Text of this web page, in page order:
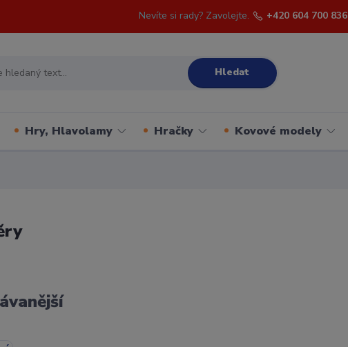
Hledat
Nevíte si rady? Zavolejte. +420 604 700 836
Hry, Hlavolamy Hračky Kovové modely